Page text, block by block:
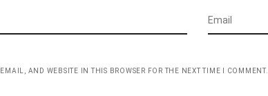
AND WEBSITE IN THIS BROWSER FOR THE NEXT TIME I COMMENT.